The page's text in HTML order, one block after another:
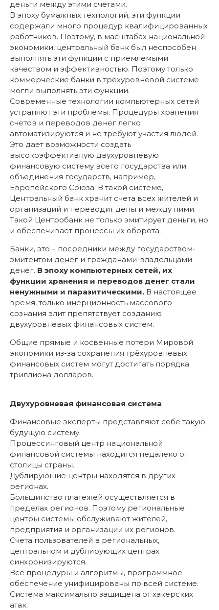
деньги между этими счетами.
В эпоху бумажных технологий, эти функции
содержали много процедур квалифицированных
работников. Поэтому, в масштабах национальной
экономики, центральный банк был неспособен
выполнять эти функции с приемлемыми
качеством и эффективностью. Поэтому только
коммерческие банки в трёхуровневой системе
могли выполнять эти функции.
Современные технологии компьютерных сетей
устраняют эти проблемы. Процедуры хранения
счетов и переводов денег легко
автоматизируются и не требуют участия людей.
Это даёт возможности создать
высокоэффективную двухуровневую
финансовую систему всего государства или
объединения государств, например,
Европейского Союза. В такой системе,
Центральный банк хранит счета всех жителей и
организаций и переводит деньги между ними.
Такой Центробанк не только эмитирует деньги, но
и обеспечивает процессы их оборота.
Банки, это – посредники между государством-
эмитентом денег и гражданами-владельцами
денег. В эпоху компьютерных сетей, их
функции хранения и переводов денег стали
ненужными и паразитическими. В настоящее
время, только инерционность массового
сознания элит препятствует созданию
двухуровневых финансовых систем.
Общие прямые и косвенные потери Мировой
экономики из-за сохранения трёхуровневых
финансовых систем могут достигать порядка
триллиона долларов.
Двухуровневая финансовая система
Финансовые эксперты представляют себе такую
будущую систему.
Процессинговый центр национальной
финансовой системы находится недалеко от
столицы страны.
Дублирующие центры находятся в других
регионах.
Большинство платежей осуществляется в
пределах регионов. Поэтому региональные
центры системы обслуживают жителей,
предприятия и организации их регионов.
Счета пользователей в региональных,
центральном и дублирующих центрах
синхронизируются.
Все процедуры и алгоритмы, программное
обеспечение унифицированы по всей системе.
Система максимально защищена от хакерских
атак.